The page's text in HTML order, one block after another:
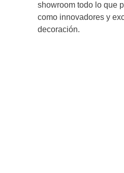
showroom todo lo que
como innovadores y
decoración.